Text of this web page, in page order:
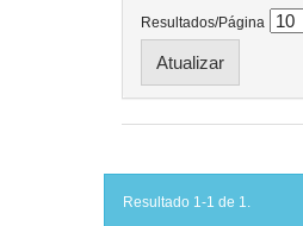
Resultados/Página
Resultado 1-1 de 1.